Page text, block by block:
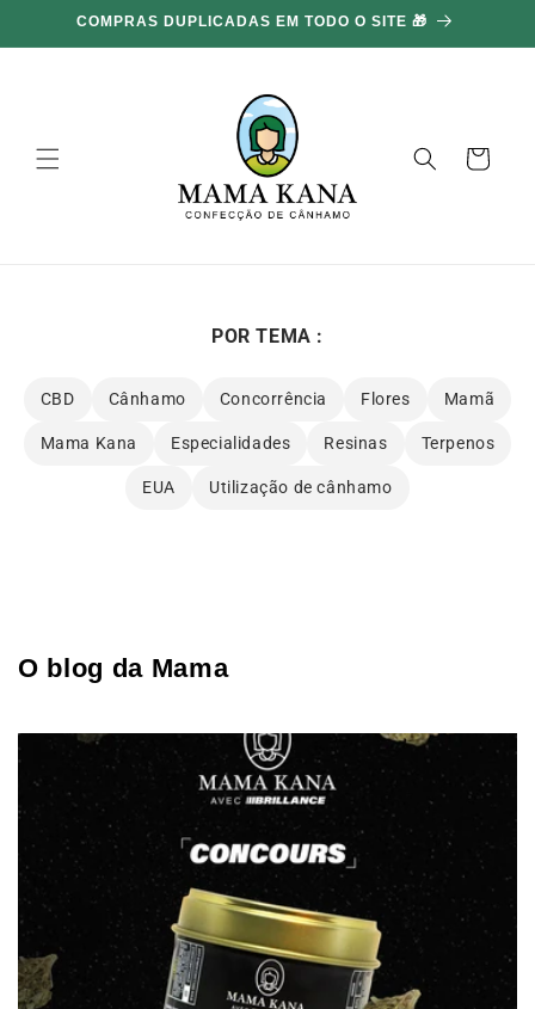
ir para o
conteúdo
100G GRÁTIS POR CADA 100€ GASTOS 🔥
Carrinho
POR TEMA :
CBD Cânhamo Concorrência Flores Mamã
Mama Kana Especialidades Resinas Terpenos
EUA Utilização de cânhamo
O blog da Mama